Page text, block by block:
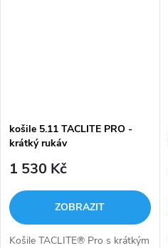
košile 5.11 TACLITE PRO -
krátký rukáv
1 530 Kč
ZOBRAZIT
Košile TACLITE® Pro s krátkým